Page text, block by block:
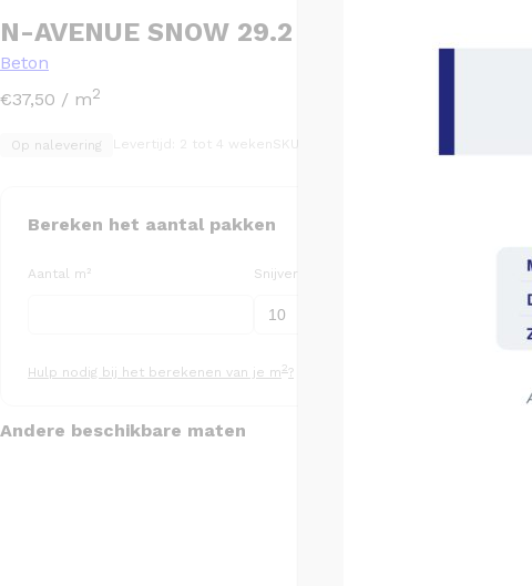
N-AVENUE SNOW 29.2 X 59.2
Beton
€37,50 / m2
Op nalevering
Bereken het aantal pakken
Aantal m² Snijverlies (%) Aantal
Hulp nodig bij het berekenen van je m2?
Andere beschikbare maten